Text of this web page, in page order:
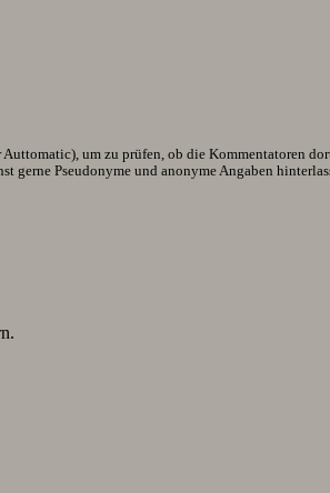
um zu prüfen, ob die Kommentatoren
gerne Pseudonyme und anonyme Angaben